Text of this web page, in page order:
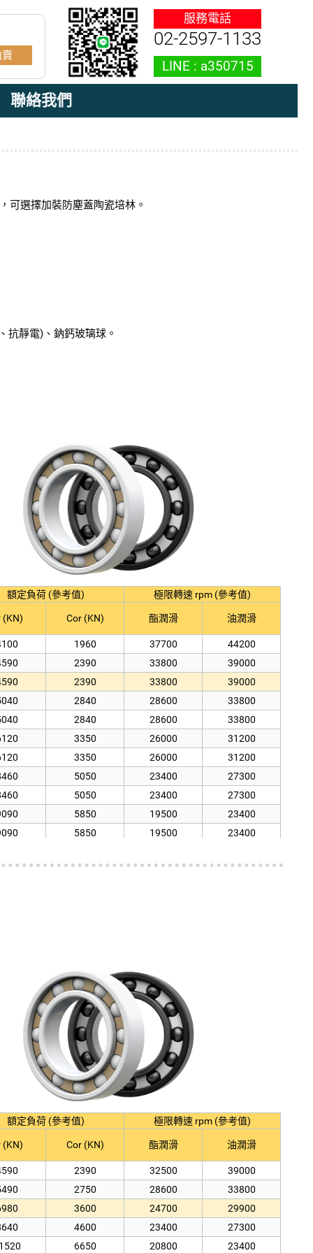
02-2597-1133
聯絡我們
可選擇加裝防塵蓋陶瓷培林。
抗靜電)、鈉鈣玻璃球。
額定負荷 (參考值)
極限轉速 rpm (參考值)
(KN) Cor (KN) 酯潤滑 油潤滑
1960 37700
44200
2390 33800
39000
2390 33800
39000
2840 28600
33800
2840 28600
33800
3350 26000
31200
3350 26000
31200
5050 23400
27300
5050 23400
27300
5850 19500
23400
5850 19500
23400
8300 16900
19500
15100 11960
16600 10920
16600 10920
21200 10010
21200 10010
23200 9100
23200
25200 8450
10010
31000
31000 7930
9230
33500 7410
8710
33500 7410
8710
40000 6890
8060
40000 6890
8060
額定負荷 (參考值)
極限轉速 rpm (參考值)
(KN) Cor (KN) 酯潤滑 油潤滑
2390 32500
39000
2750 28600
33800
3600 24700
29900
4600 23400
27300
6650 20800
23400